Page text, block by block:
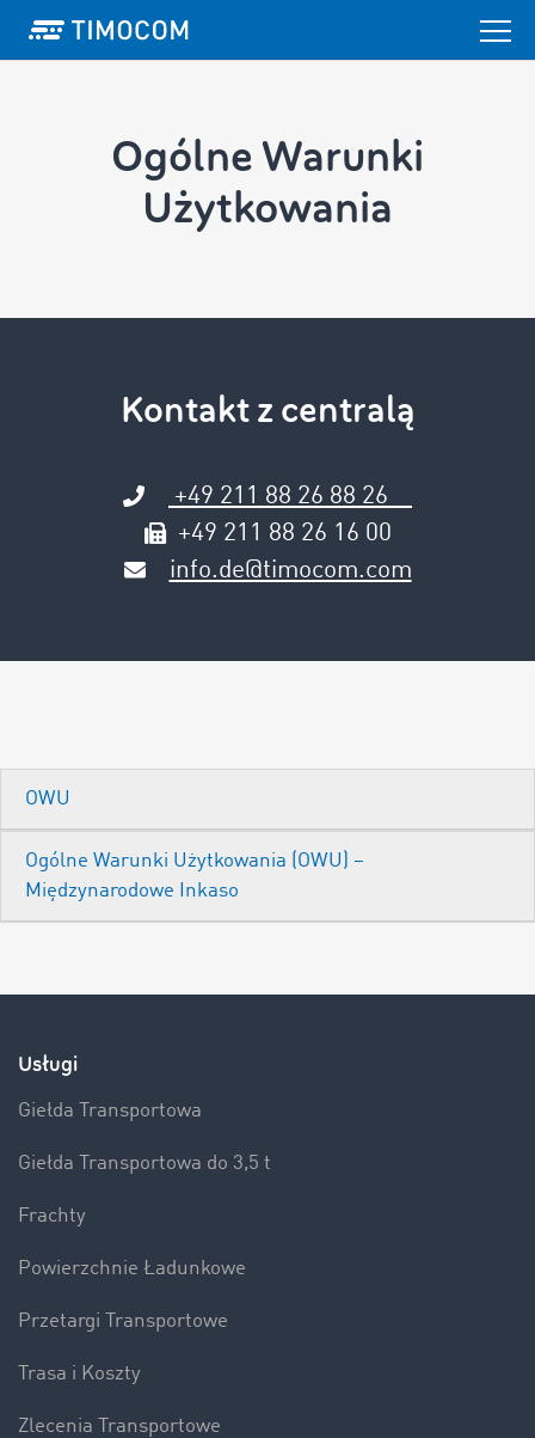
Ogólne Warunki
Użytkowania
Kontakt z centralą
+49 211 88 26 88 26
+49 211 88 26 16 00
info.de@timocom.com
OWU
Ogólne Warunki Użytkowania (OWU) –
Międzynarodowe Inkaso
Usługi
Giełda Transportowa
Giełda Transportowa do 3,5 t
Frachty
Powierzchnie Ładunkowe
Przetargi Transportowe
Trasa i Koszty
Zlecenia Transportowe